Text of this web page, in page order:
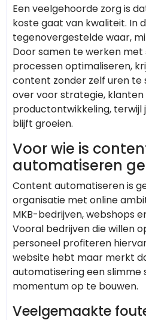
Een veelgehoorde zorg is
koste gaat van kwaliteit. In
tegenovergestelde waar,
Door samen te werken met
processen optimaliseren,
content zonder zelf uren te
over voor strategie, klanten
productontwikkeling, terwijl
blijft groeien.
Voor wie is
automatiseren
Content automatiseren is
organisatie met online
MKB-bedrijven, webshops
Vooral bedrijven die willen
personeel profiteren
website hebt maar merkt
automatisering een slimme
momentum op te bouwen.
Veelgemaakte